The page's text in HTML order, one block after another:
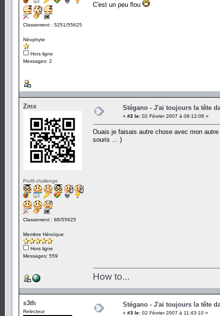
Classement : 5251/55625
Néophyte
Hors ligne
Messages: 2
C'est un peu flou
Zmx
Profil challenge
Classement : 88/55625
Membre Héroïque
Hors ligne
Messages: 559
Stégano - J'ai toujours la tête
« #2 le: 02 Février 2007 à 09:12:06 »
Ouais je faisais autre chose avec mon
souris ... )
How to...
s3th
Relecteur
Stégano - J'ai toujours la tête
« #3 le: 02 Février 2007 à 11:43:10 »